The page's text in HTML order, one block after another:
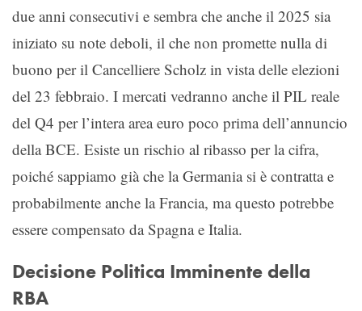
due anni consecutivi e sembra che anche il 2025 sia
iniziato su note deboli, il che non promette nulla di
buono per il Cancelliere Scholz in vista delle elezioni
del 23 febbraio. I mercati vedranno anche il PIL reale
del Q4 per l’intera area euro poco prima dell’annuncio
della BCE. Esiste un rischio al ribasso per la cifra,
poiché sappiamo già che la Germania si è contratta e
probabilmente anche la Francia, ma questo potrebbe
essere compensato da Spagna e Italia.
Decisione Politica Imminente della
RBA